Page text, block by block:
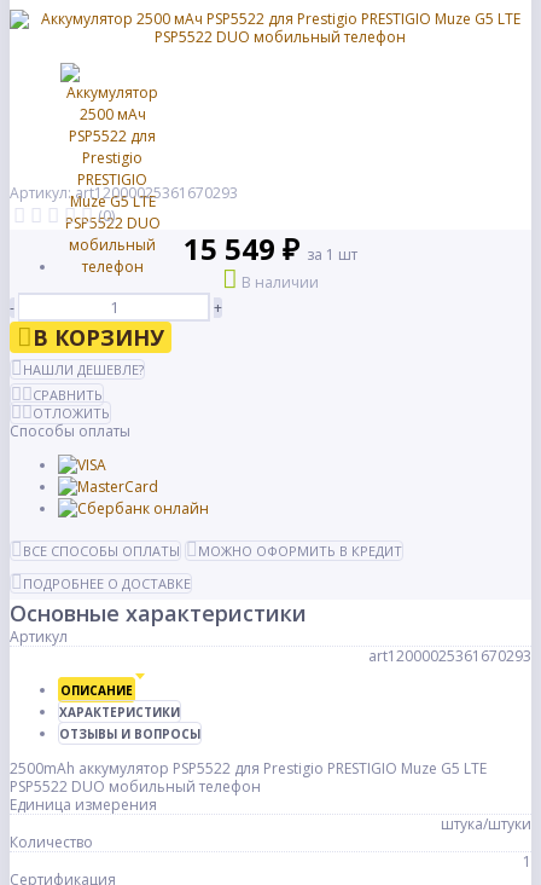
Артикул: art12000025361670293
(0)
15 549 ₽ за 1 шт
В наличии
-
+
В КОРЗИНУ
НАШЛИ ДЕШЕВЛЕ?
СРАВНИТЬ
ОТЛОЖИТЬ
Способы оплаты
ВСЕ СПОСОБЫ ОПЛАТЫ
МОЖНО ОФОРМИТЬ В КРЕДИТ
ПОДРОБНЕЕ О ДОСТАВКЕ
Основные характеристики
Артикул
art12000025361670293
ОПИСАНИЕ
ХАРАКТЕРИСТИКИ
ОТЗЫВЫ И ВОПРОСЫ
2500mAh аккумулятор PSP5522 для Prestigio PRESTIGIO Muze G5 LTE
PSP5522 DUO мобильный телефон
Единица измерения
штука/штуки
Количество
1
Сертификация